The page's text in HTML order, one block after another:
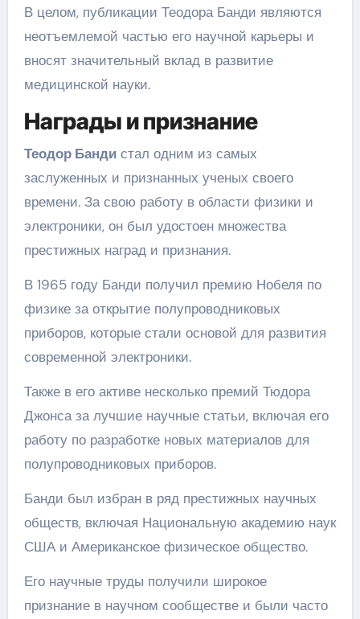
В целом, публикации Теодора Банди являются
неотъемлемой частью его научной карьеры и
вносят значительный вклад в развитие
медицинской науки.
Награды и признание
Теодор Бандистал одним из самых
заслуженных и признанных ученых своего
времени. За свою работу в области физики и
электроники, он был удостоен множества
престижных наград и признания.
В 1965 году Банди получил премию Нобеля по
физике за открытие полупроводниковых
приборов, которые стали основой для развития
современной электроники.
Также в его активе несколько премий Тюдора
Джонса за лучшие научные статьи, включая его
работу по разработке новых материалов для
полупроводниковых приборов.
Банди был избран в ряд престижных научных
обществ, включая Национальную академию наук
США и Американское физическое общество.
Его научные труды получили широкое
признание в научном сообществе и были часто